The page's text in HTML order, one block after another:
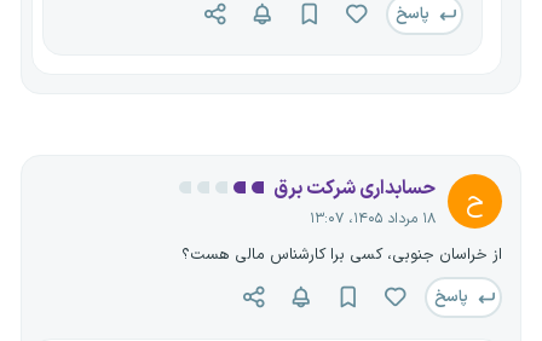
پاسخ
ح حسابداری شرکت برق
۱۸ مرداد ۱۴۰۵، ۱۳:۰۷
از خراسان جنوبی، کسی برا کارشناس مالی هست؟
پاسخ